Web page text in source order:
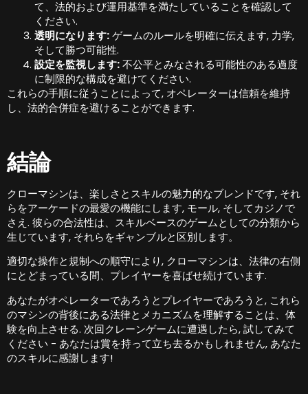
て、法的および運用基準を満たしていることを確認して
ください.
透明になります:ゲームのルールを明確に伝えます, 力学,
そして勝つ可能性.
設定を監視します:不公平とみなされる可能性のある過度
に制限的な構成を避けてください.
これらの手順に従うことによって, オペレーターは信頼を維持
し、法的合併症を避けることができます.
結論
クローマシンは、楽しさとスキルの魅力的なブレンドです, それ
らをアーケードの最愛の機能にします, モール, そしてカジノで
さえ. 彼らの合法性は、スキルベースのゲームとしての分類から
生じています, それらをギャンブルと区別します。
適切な操作と規制への順守により, クローマシンは、法律の右側
にとどまっている間、プレイヤーを喜ばせ続けています.
あなたがオペレーターであろうとプレイヤーであろうと, これら
のマシンの背後にある法律とメカニズムを理解することは、体
験を向上させる. 次回クレーンゲームに遭遇したら, 試してみて
ください - あなたは賞を持って立ち去るかもしれません, あなた
のスキルに感謝します!